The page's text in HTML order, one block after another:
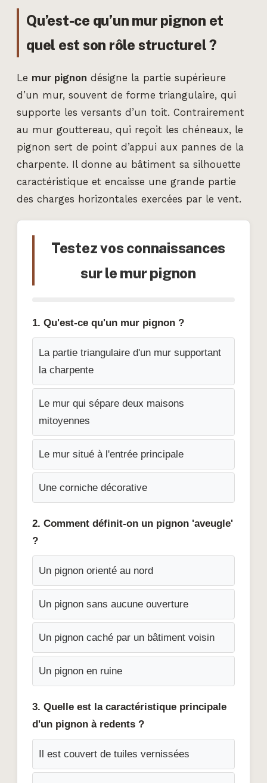
Qu’est-ce qu’un mur pignon et
quel est son rôle structurel ?
Le mur pignon désigne la partie supérieure
d’un mur, souvent de forme triangulaire, qui
supporte les versants d’un toit. Contrairement
au mur gouttereau, qui reçoit les chéneaux, le
pignon sert de point d’appui aux pannes de la
charpente. Il donne au bâtiment sa silhouette
caractéristique et encaisse une grande partie
des charges horizontales exercées par le vent.
Testez vos connaissances
sur le mur pignon
1. Qu'est-ce qu'un mur pignon ?
La partie triangulaire d'un mur supportant
la charpente
Le mur qui sépare deux maisons
mitoyennes
Le mur situé à l'entrée principale
Une corniche décorative
2. Comment définit-on un pignon 'aveugle'
?
Un pignon orienté au nord
Un pignon sans aucune ouverture
Un pignon caché par un bâtiment voisin
Un pignon en ruine
3. Quelle est la caractéristique principale
d'un pignon à redents ?
Il est couvert de tuiles vernissées